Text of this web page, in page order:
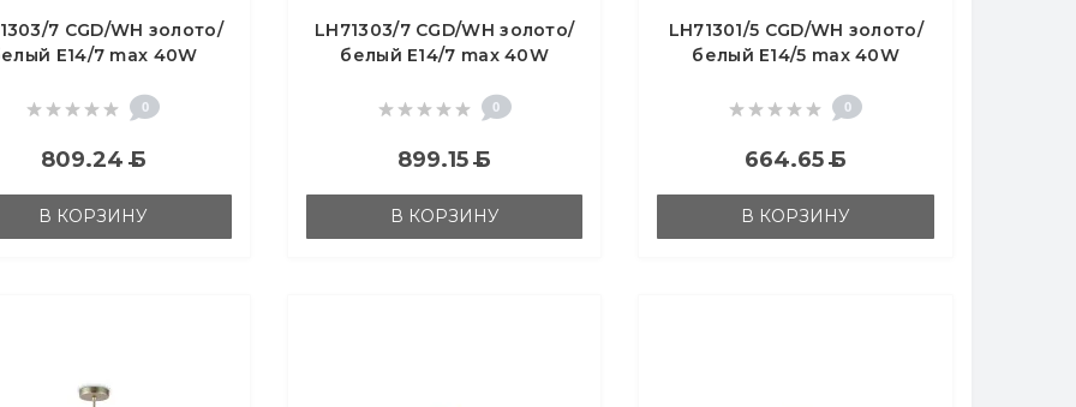
7 CGD/WH золото/
E14/7 max 40W
0
809.24Б
В КОРЗИНУ
LH71303/7 CGD/WH золото/
белый E14/7 max 40W
0
899.15Б
В КОРЗИНУ
LH71301/5 CGD/WH золото/
белый E14/5 max 40W
0
664.65Б
В КОРЗИНУ